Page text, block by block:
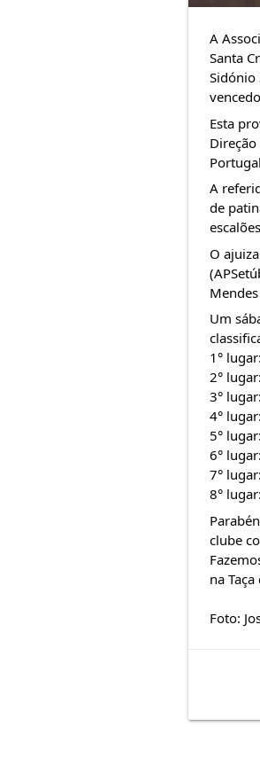
A
Santa
Sidónio
Esta
A
de
O
Um
1°
2°
3°
4°
5°
6°
7°
8°
clube
na
Foto: